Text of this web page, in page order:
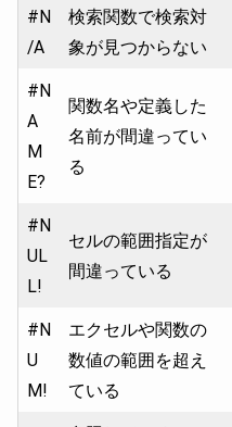
#N
/A
検索関数で検索対
象が見つからない
#N
A
M
E?
関数名や定義した
名前が間違ってい
る
#N
UL
L!
セルの範囲指定が
間違っている
#N
U
M!
エクセルや関数の
数値の範囲を超え
ている